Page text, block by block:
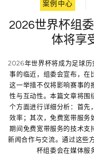
案例中心
2026世界杯组
体将享
2026年世界杯将成为足球
事的临近，组委会宣布，在
这一举措不仅将影响赛事的
性与互动性。本篇文章将围
个方面进行详细分析：首先
效率；其次，免费宽带服务
期间免费宽带服务的技术支
新闻合作与交流。通过这些
杯组委会在媒体服